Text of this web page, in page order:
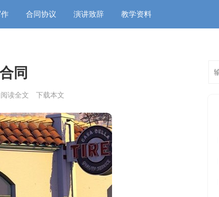
合同协议 演讲致辞 教学资料
同
阅读全文 下载本文